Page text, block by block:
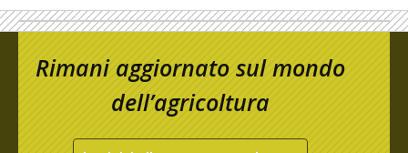
Rimani aggiornato sul mondo
dell’agricoltura